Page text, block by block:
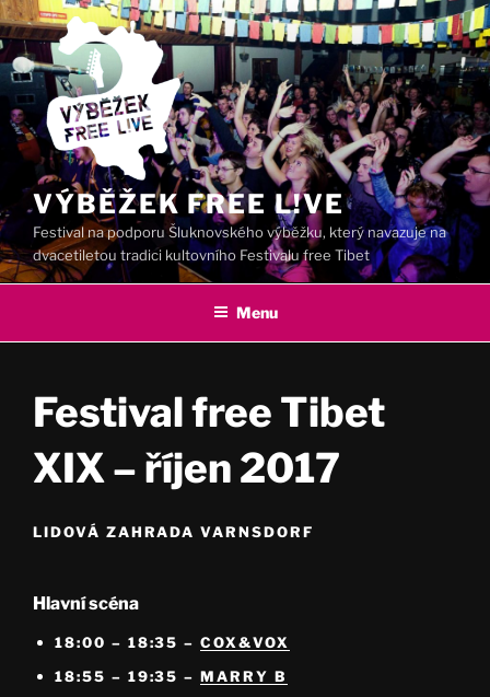
Přejít
k
obsahu
webu
VÝBĚŽEK FREE L!VE
Festival na podporu Šluknovského výběžku, který navazuje na
dvacetiletou tradici kultovního Festivalu free Tibet
Menu
Festival free Tibet
XIX – říjen 2017
LIDOVÁ ZAHRADA VARNSDORF
Hlavní scéna
18:00 – 18:35 –COX&VOX
18:55 – 19:35 –MARRY B